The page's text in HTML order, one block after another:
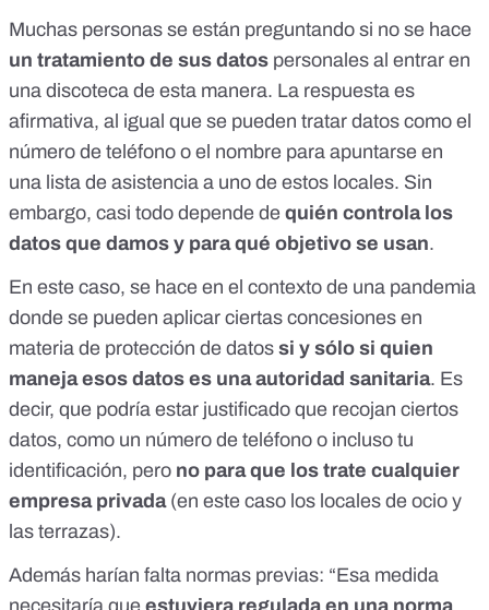
Muchas personas se están preguntando si no se hace
un tratamiento de sus datos personales al entrar en
una discoteca de esta manera. La respuesta es
afirmativa, al igual que se pueden tratar datos como el
número de teléfono o el nombre para apuntarse en
una lista de asistencia a uno de estos locales. Sin
embargo, casi todo depende de quién controla los
datos que damos y para qué objetivo se usan.
En este caso, se hace en el contexto de una pandemia
donde se pueden aplicar ciertas concesiones en
materia de protección de datos si y sólo si quien
maneja esos datos es una autoridad sanitaria. Es
decir, que podría estar justificado que recojan ciertos
datos, como un número de teléfono o incluso tu
identificación, pero no para que los trate cualquier
empresa privada(en este caso los locales de ocio y
las terrazas).
Además harían falta normas previas: “Esa medida